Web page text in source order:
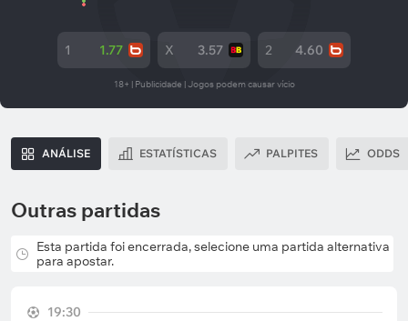
1 1.77 X 3.57 2 4.60
18+ | Publicidade | Jogos podem causar vício
ANÁLISE ESTATÍSTICAS PALPITES ODDS
Outras partidas
Esta partida foi encerrada, selecione uma partida alternativa
para apostar.
19:30